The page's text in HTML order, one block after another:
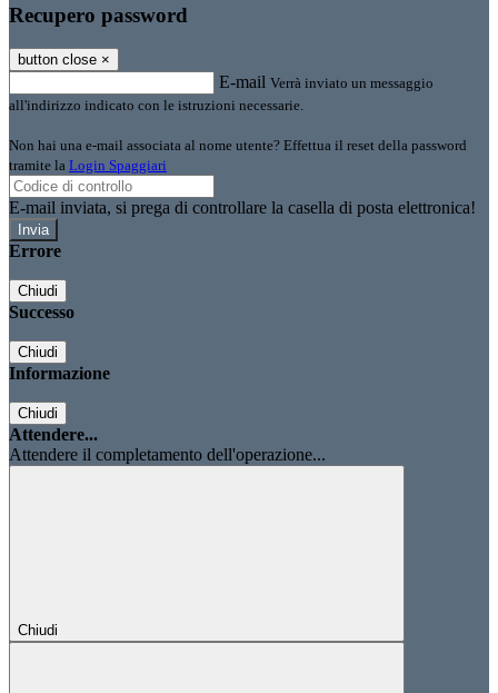
Recupero password
button close ×
E-mail Verrà inviato un messaggio
all'indirizzo indicato con le istruzioni necessarie.
Non hai una e-mail associata al nome utente? Effettua il reset della password
tramite la Login Spaggiari
E-mail inviata, si prega di controllare la casella di posta elettronica!
Errore
Chiudi
Successo
Chiudi
Informazione
Chiudi
Attendere...
Attendere il completamento dell'operazione...
Chiudi